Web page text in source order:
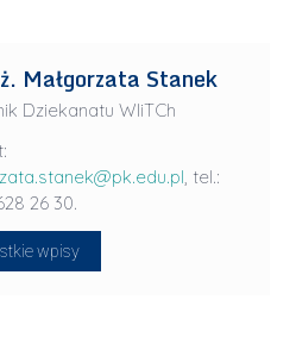
Małgorzata Stanek
Dziekanatu WIiTCh
, tel.:
26 30.
wpisy